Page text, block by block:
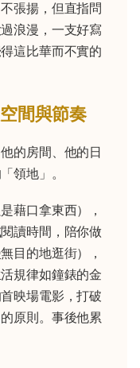
張揚，但直指問
浪漫，一支好寫
這比華而不實的
間與節奏
的房間、他的日
領地」。
藉口拿東西），
讀時間，陪你做
目的地逛街），
規律如鐘錶的金
映場電影，打破
原則。事後他累